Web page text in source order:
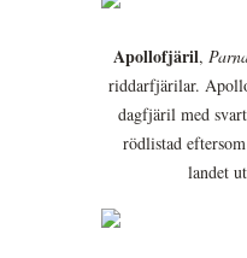
Apollofjäril,
riddarfjärilar.
dagfjäril med
rödlistad
landet